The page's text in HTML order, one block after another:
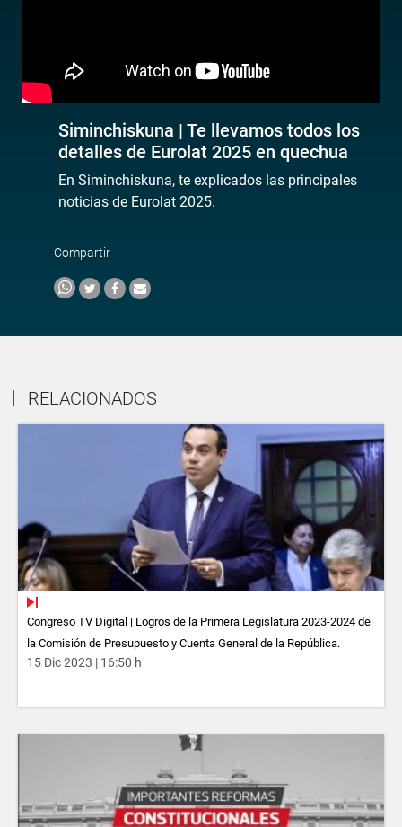
Siminchiskuna | Te llevamos todos los
detalles de Eurolat 2025 en quechua
En Siminchiskuna, te explicados las principales
noticias de Eurolat 2025.
Compartir
RELACIONADOS
Congreso TV Digital | Logros de la Primera Legislatura 2023-2024 de
la Comisión de Presupuesto y Cuenta General de la República.
15 Dic 2023 | 16:50 h